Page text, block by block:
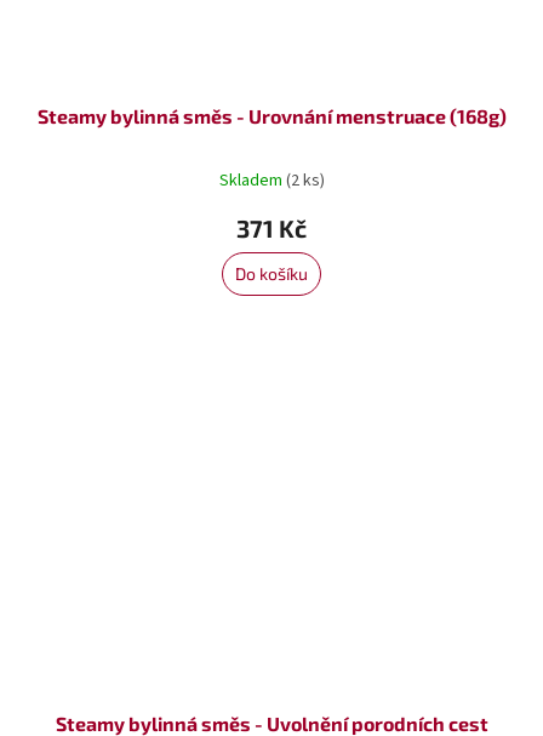
Steamy bylinná směs - Urovnání menstruace (168g)
Skladem (2 ks)
371 Kč
Do košíku
Steamy bylinná směs - Uvolnění porodních cest